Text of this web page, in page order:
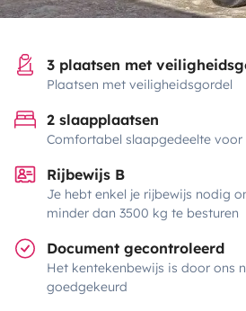
3 plaatsen met
Plaatsen met veiligheidsgordel
2 slaapplaatsen
Comfortabel slaapgedeelte voor
Rijbewijs B
Je hebt enkel je rijbewijs nodig
minder dan 3500 kg te besturen
Document gecontroleerd
Het kentekenbewijs is door ons
goedgekeurd